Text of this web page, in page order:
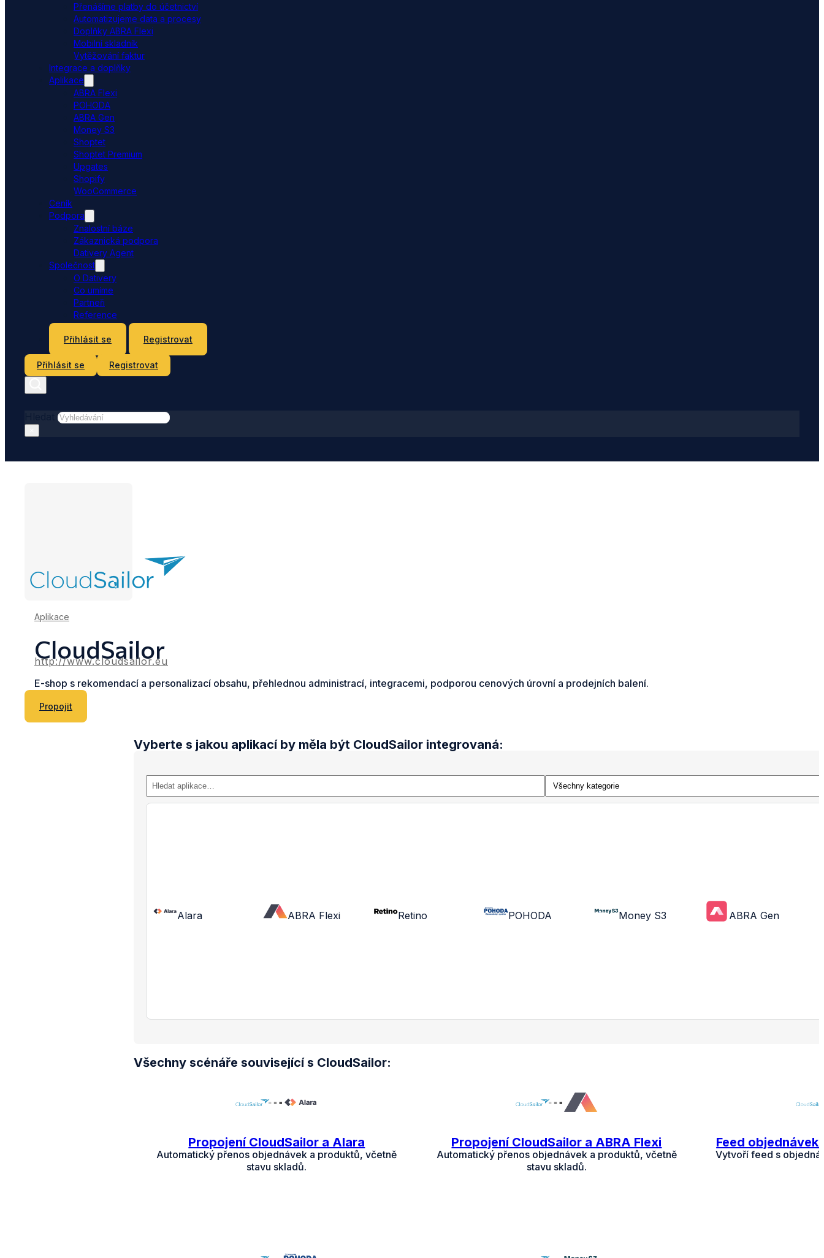
Přenášíme platby do účetnictví
Automatizujeme data a procesy
Doplňky ABRA Flexi
Mobilní skladník
Vytěžování faktur
Integrace a doplňky
Aplikace
ABRA Flexi
POHODA
ABRA Gen
Money S3
Shoptet
Shoptet Premium
Upgates
Shopify
WooCommerce
Ceník
Podpora
Znalostní báze
Zákaznická podpora
Dativery Agent
Společnost
O Dativery
Co umíme
Partneři
Reference
Přihlásit se
Registrovat
Přihlásit se Registrovat
Aplikace
CloudSailor
http://www.cloudsailor.eu
E-shop s rekomendací a personalizací obsahu, přehlednou administrací, integracemi, podporou cenových úrovní a prodejních balení.
Propojit
Vyberte s jakou aplikací by měla být CloudSailor integrovaná:
Alara ABRA Flexi Retino POHODA Money S3 ABRA Gen
Všechny scénáře související s CloudSailor:
Propojení CloudSailor a Alara
Automatický přenos objednávek a produktů, včetně
stavu skladů.
Propojení CloudSailor a ABRA Flexi
Automatický přenos objednávek a produktů, včetně
stavu skladů.
Feed
Vytvoří feed s